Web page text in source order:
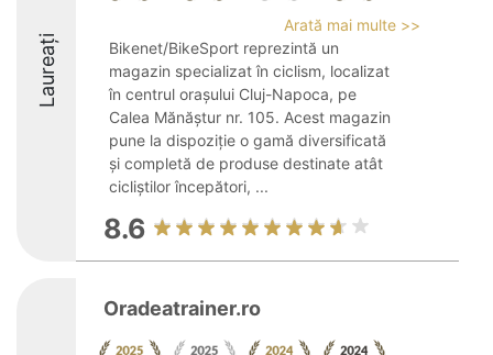
Laureați
Arată mai multe >>
Bikenet/BikeSport reprezintă un
magazin specializat în ciclism, localizat
în centrul orașului Cluj-Napoca, pe
Calea Mănăștur nr. 105. Acest magazin
pune la dispoziție o gamă diversificată
și completă de produse destinate atât
cicliștilor începători, ...
8.6
Oradeatrainer.ro